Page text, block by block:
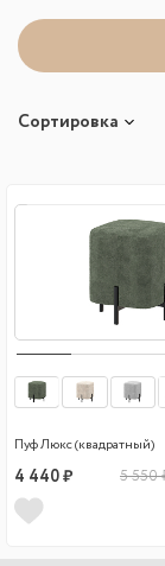
Сортировка
Пуф Люкс (квадратный)
4 440 ₽ 5 550